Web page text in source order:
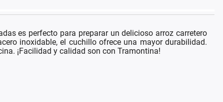
es perfecto para preparar un delicioso arroz carretero
inoxidable, el cuchillo ofrece una mayor durabilidad.
¡Facilidad y calidad son con Tramontina!